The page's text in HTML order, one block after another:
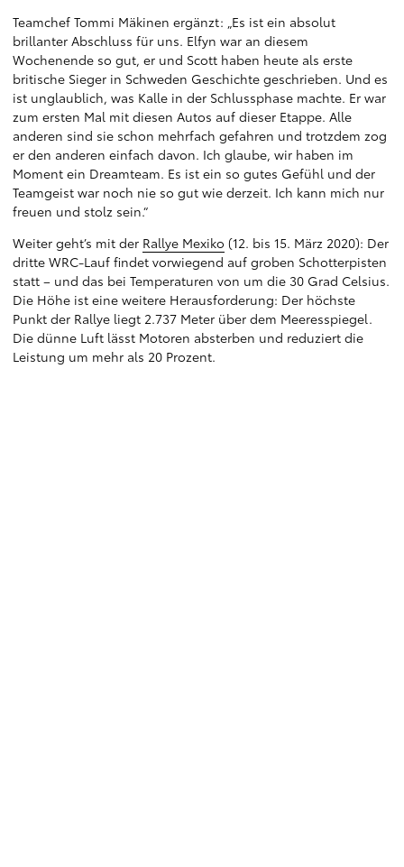
Teamchef Tommi Mäkinen ergänzt: „Es ist ein absolut
brillanter Abschluss für uns. Elfyn war an diesem
Wochenende so gut, er und Scott haben heute als erste
britische Sieger in Schweden Geschichte geschrieben. Und es
ist unglaublich, was Kalle in der Schlussphase machte. Er war
zum ersten Mal mit diesen Autos auf dieser Etappe. Alle
anderen sind sie schon mehrfach gefahren und trotzdem zog
er den anderen einfach davon. Ich glaube, wir haben im
Moment ein Dreamteam. Es ist ein so gutes Gefühl und der
Teamgeist war noch nie so gut wie derzeit. Ich kann mich nur
freuen und stolz sein.“
Weiter geht’s mit der Rallye Mexiko (12. bis 15. März 2020): Der
dritte WRC-Lauf findet vorwiegend auf groben Schotterpisten
statt – und das bei Temperaturen von um die 30 Grad Celsius.
Die Höhe ist eine weitere Herausforderung: Der höchste
Punkt der Rallye liegt 2.737 Meter über dem Meeresspiegel.
Die dünne Luft lässt Motoren absterben und reduziert die
Leistung um mehr als 20 Prozent.